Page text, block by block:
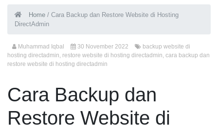
Home / Cara Backup dan Restore Website di Hosting
DirectAdmin
Muhammad Iqbal 30 November 2022
backup website di
hosting directadmin, restore website di hosting directadmin, cara backup dan
restore website di hosting directadmin
Cara Backup dan
Restore Website di